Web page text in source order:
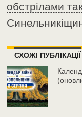
обстрілами
СХОЖІ ПУБЛІКАЦІЇ